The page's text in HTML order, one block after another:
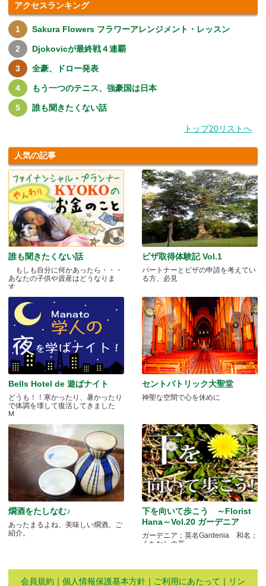
アクセスランキング
Sakura Flowers フラワーアレンジメント・レッスン
Djokovicが最終戦４連覇
全豪、ドロー発表
もう一つのテニス、強豪国は日本
誰も聞きたくない話
トップ20リストへ
人気の記事
誰も聞きたくない話
もしも自分に何かあったら・・・
あなたの子供や資産はどうなりま
す.....
ビザ取得体験記 Vol.1
パートナーとビザの申請を考えてい
る方、必見
Bells Hotel de 遊ばナイト
どうも！！寒かったり、暑かったり
で体調を壊して復活してきました
M.....
セントパトリック大聖堂
神聖な空間で心を休めに
燗酒をたしなむ♪
あったまるよね、美味しい燗酒。ご
紹介。
下を向いて歩こう ～Florist
Hana～Vol.20 ガーデニア
ガーデニア；英名Gardenia 和名；
くちなしの花 .....
会員規約 ｜ 個人情報保護基本方針 ｜ ご利用にあたって ｜ リン